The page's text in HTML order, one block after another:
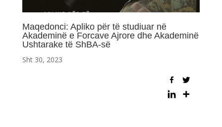
Maqedonci: Apliko për të studiuar në
Akademinë e Forcave Ajrore dhe Akademinë
Ushtarake të ShBA-së
Sht 30, 2023